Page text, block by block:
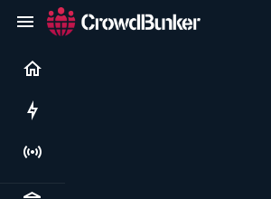
Live